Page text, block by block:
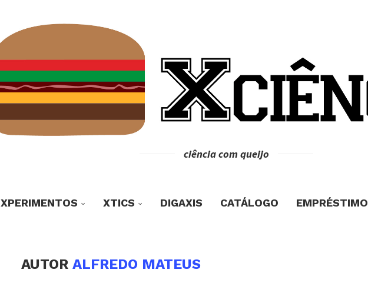
ciência com queijo
XPERIMENTOS XTICS DIGAXIS CATÁLOGO EMPRÉSTIMO
AUTORALFREDO MATEUS